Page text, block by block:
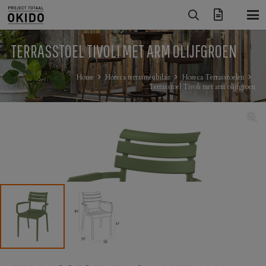
TERRASSTOEL TIVOLI MET ARM OLIJFGROEN
Home Horeca terrasmeubilair
Horeca Terrasstoelen
Terrasstoel Tivoli met arm olijfgroen